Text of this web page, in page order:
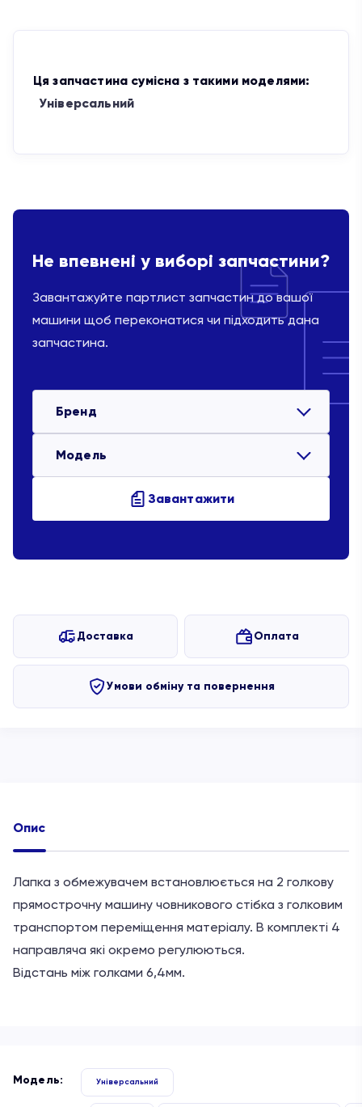
Ця запчастина сумісна з такими моделями:
Універсальний
Не впевнені у виборі запчастини?
Завантажуйте партлист запчастин до вашої
машини щоб переконатися чи підходить дана
запчастина.
Бренд
Модель
Завантажити
Доставка Оплата
Умови обміну та повернення
Опис
Лапка з обмежувачем встановлюється на 2 голкову
прямострочну машину човникового стібка з голковим
транспортом переміщення матеріалу. В комплекті 4
направляча які окремо регулюються.
Відстань між голками 6,4мм.
Модель: Універсальний